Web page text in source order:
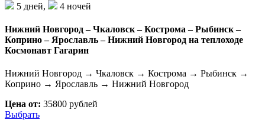
5 дней,
4 ночей
Нижний Новгород – Чкаловск – Кострома – Рыбинск –
Коприно – Ярославль – Нижний Новгород на теплоходе
Космонавт Гагарин
Нижний Новгород → Чкаловск → Кострома → Рыбинск →
Коприно → Ярославль → Нижний Новгород
Цена от: 35800 рублей
Выбрать